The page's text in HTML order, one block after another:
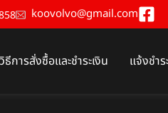
koovolvo@gmail.com
วิธีการสั่งซื้อและชำระเงิน แจ้งชำร